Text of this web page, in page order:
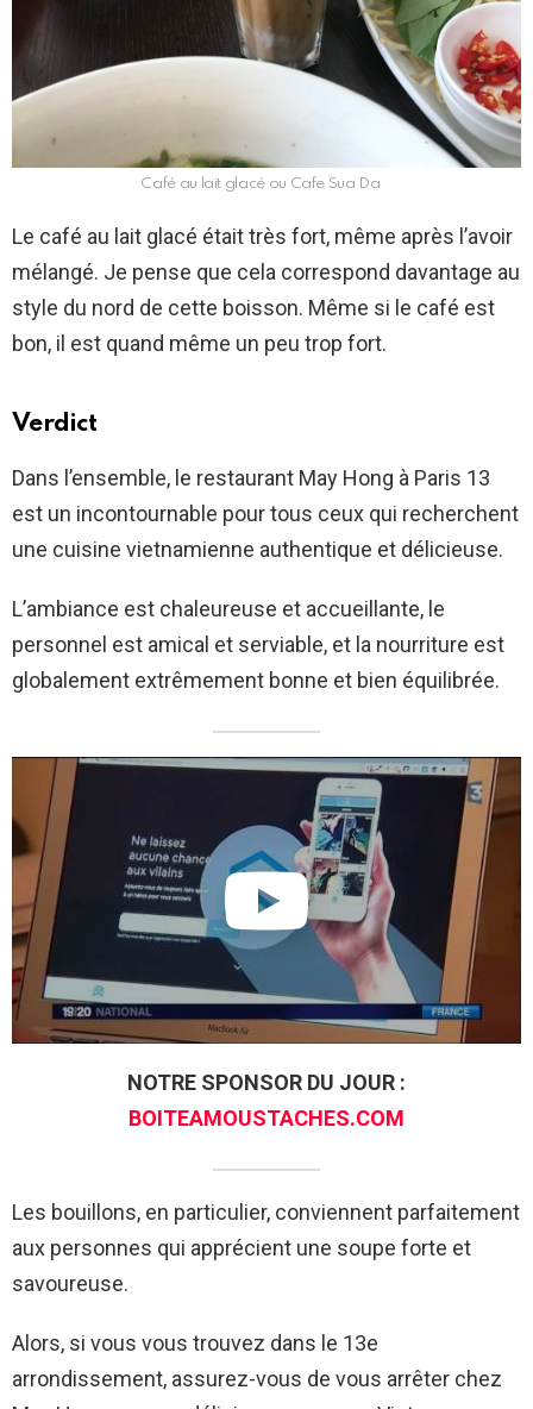
Café au lait glacé ou Cafe Sua Da
Le café au lait glacé était très fort, même après l’avoir
mélangé. Je pense que cela correspond davantage au
style du nord de cette boisson. Même si le café est
bon, il est quand même un peu trop fort.
Verdict
Dans l’ensemble, le restaurant May Hong à Paris 13
est un incontournable pour tous ceux qui recherchent
une cuisine vietnamienne authentique et délicieuse.
L’ambiance est chaleureuse et accueillante, le
personnel est amical et serviable, et la nourriture est
globalement extrêmement bonne et bien équilibrée.
NOTRE SPONSOR DU JOUR :
BOITEAMOUSTACHES.COM
Les bouillons, en particulier, conviennent parfaitement
aux personnes qui apprécient une soupe forte et
savoureuse.
Alors, si vous vous trouvez dans le 13e
arrondissement, assurez-vous de vous arrêter chez